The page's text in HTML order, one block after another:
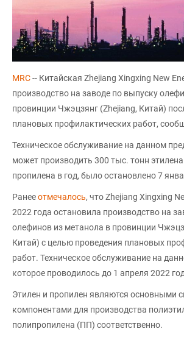
MRC-- Китайская Zhejiang Xingxing New
производство на заводе по выпуску
провинции Чжэцзянг (Zhejiang, Китай)
плановых профилактических работ,
Техническое обслуживание на данном
может производить 300 тыс. тонн
пропилена в год, было остановлено 7
Ранееотмечалось, что Zhejiang Xingxing
2022 года остановила производство на
олефинов из метанола в провинции
Китай) с целью проведения плановых
работ. Техническое обслуживание на
которое проводилось до 1 апреля 2022
Этилен и пропилен являются основными
компонентами для производства
полипропилена (ПП) соответственно.